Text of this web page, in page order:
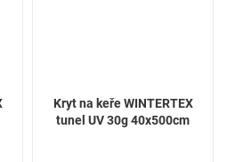
Kryt na keře WINTERTEX
tunel UV 30g 40x500cm